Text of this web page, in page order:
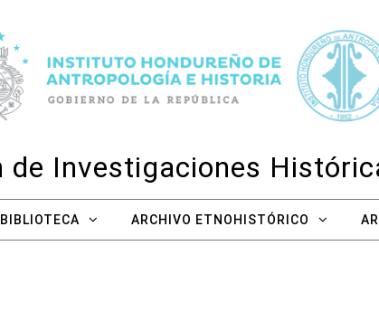
de Investigaciones
BIBLIOTECA ARCHIVO ETNOHISTÓRICO